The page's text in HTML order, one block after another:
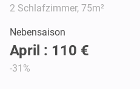
2 Schlafzimmer, 75m²
Nebensaison
April : 110 €
-31%